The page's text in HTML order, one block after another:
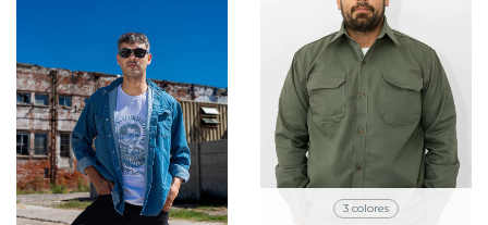
3 colores